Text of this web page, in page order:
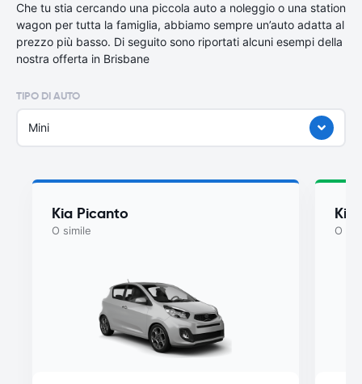
Che tu stia cercando una piccola auto a noleggio o una station
wagon per tutta la famiglia, abbiamo sempre un’auto adatta al
prezzo più basso. Di seguito sono riportati alcuni esempi della
nostra offerta in Brisbane
TIPO DI AUTO
Mini
Kia Picanto
O simile
Kia
O